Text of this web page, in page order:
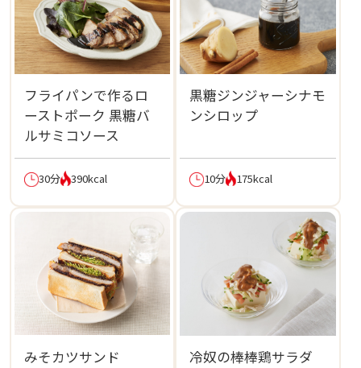
フライパンで作るロ
ーストポーク 黒糖バ
ルサミコソース
30分 390kcal
黒糖ジンジャーシナモ
ンシロップ
10分 175kcal
みそカツサンド 冷奴の棒棒鶏サラダ